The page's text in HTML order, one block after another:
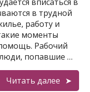
в трудной
работу и
моменты
Рабочий
попавшие …
Читать далее